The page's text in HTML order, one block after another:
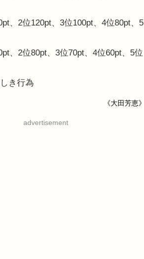
、2位120pt、3位100pt、4位80pt、5
、2位80pt、3位70pt、4位60pt、5位
き行為
《大田芳恵》
advertisement